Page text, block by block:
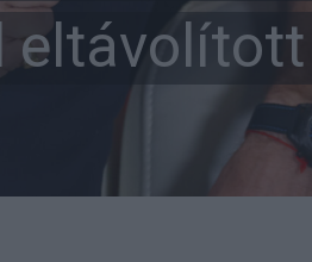
eltávolított